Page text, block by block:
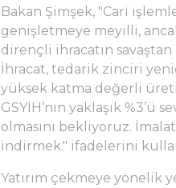
Bakan Şimşek, "Cari
genişletmeye meyilli,
dirençli ihracatın
İhracat, tedarik zinciri
yüksek katma değerli
GSYİH’nın yaklaşık %3’ü
olmasını bekliyoruz.
indirmek." ifadelerini
Yatırım çekmeye yönelik